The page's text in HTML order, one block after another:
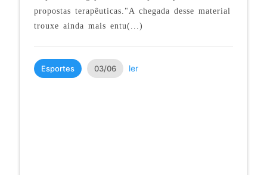
propostas terapêuticas."A chegada desse material
trouxe ainda mais entu(...)
Esportes 03/06 ler